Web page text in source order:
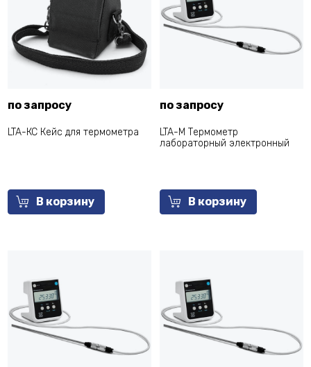
по запросу
LTA-КС Кейс для термометрa
В корзину
по запросу
LTA-М Термометр
лабораторный электронный
В корзину